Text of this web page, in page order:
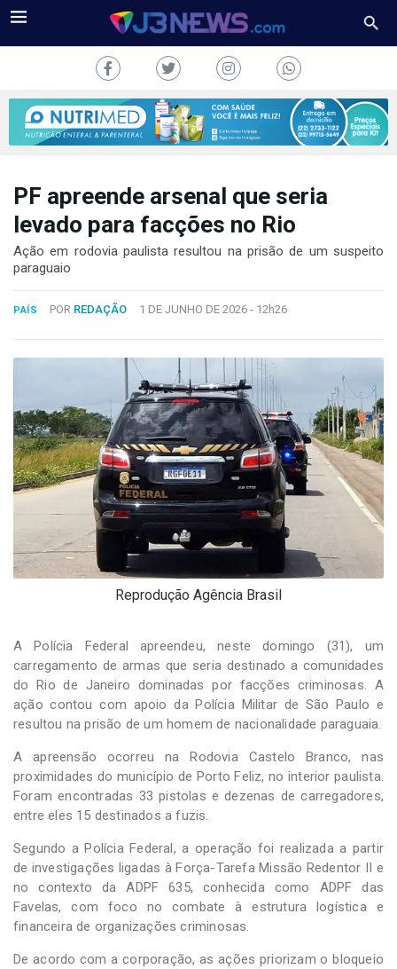
CONOSCO
Desenvolvido
por
Hesea
Tecnologia
PF apreende arsenal que seria
levado para facções no Rio
Ação em rodovia paulista resultou na prisão de um suspeito
paraguaio
PAÍS POR REDAÇÃO 1 DE JUNHO DE 2026 - 12h26
Reprodução Agência Brasil
A Polícia Federal apreendeu, neste domingo (31), um
carregamento de armas que seria destinado a comunidades
do Rio de Janeiro dominadas por facções criminosas. A
ação contou com apoio da Polícia Militar de São Paulo e
resultou na prisão de um homem de nacionalidade paraguaia.
A apreensão ocorreu na Rodovia Castelo Branco, nas
proximidades do município de Porto Feliz, no interior paulista.
Foram encontradas 33 pistolas e dezenas de carregadores,
entre eles 15 destinados a fuzis.
Segundo a Polícia Federal, a operação foi realizada a partir
de investigações ligadas à Força-Tarefa Missão Redentor II e
no contexto da ADPF 635, conhecida como ADPF das
Favelas, com foco no combate à estrutura logística e
financeira de organizações criminosas.
De acordo com a corporação, as ações priorizam o bloqueio